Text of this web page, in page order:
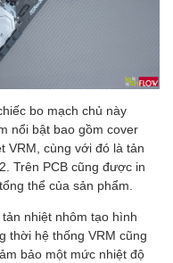
bo mạch chủ này
nổi bật bao gồm cover
VRM, cùng với đó là tản
Trên PCB cũng được in
thể của sản phẩm.
nhiệt nhôm tạo hình
thời hệ thống VRM cũng
bảo một mức nhiệt độ